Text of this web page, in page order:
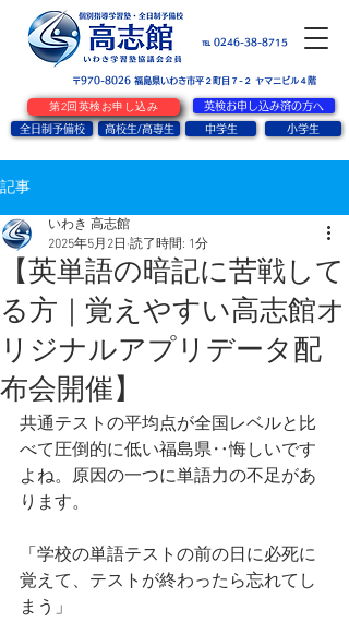
℡ 0246-38-8715
〒970-8026 ​福島県いわき市平２町目７-２ ヤマニビル４階
全日制予備校 高校生/高専生 中学生 小学生
英検お申し込み済の方へ
第2回英検お申し込み
記事
【英単語の暗記に苦戦して
る方｜覚えやすい高志館オ
リジナルアプリデータ配
布会開催】
いわき 高志館
2025年5月2日 読了時間: 1分
共通テストの平均点が全国レベルと比
べて圧倒的に低い福島県‥悔しいです
よね。原因の一つに単語力の不足があ
ります。
「学校の単語テストの前の日に必死に
覚えて、テストが終わったら忘れてし
まう」